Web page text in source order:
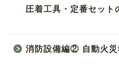
圧着工具・定番セット
消防設備編② 自動火災